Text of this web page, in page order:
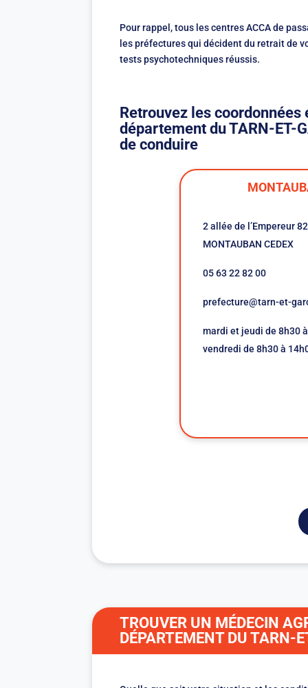
Pour rappel, tous les centres ACCA de
les préfectures qui décident du retrait de
tests psychotechniques réussis.
Retrouvez les
département du TARN-ET-
de conduire
2 allée de l’Empereur
MONTAUBAN CEDEX
05 63 22 82 00
prefecture@tarn-et-
mardi et jeudi de 8h30
vendredi de 8h30 à
TROUVER UN MÉDECIN
DÉPARTEMENT DU TARN-